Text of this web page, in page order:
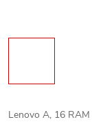
Lenovo A, 16